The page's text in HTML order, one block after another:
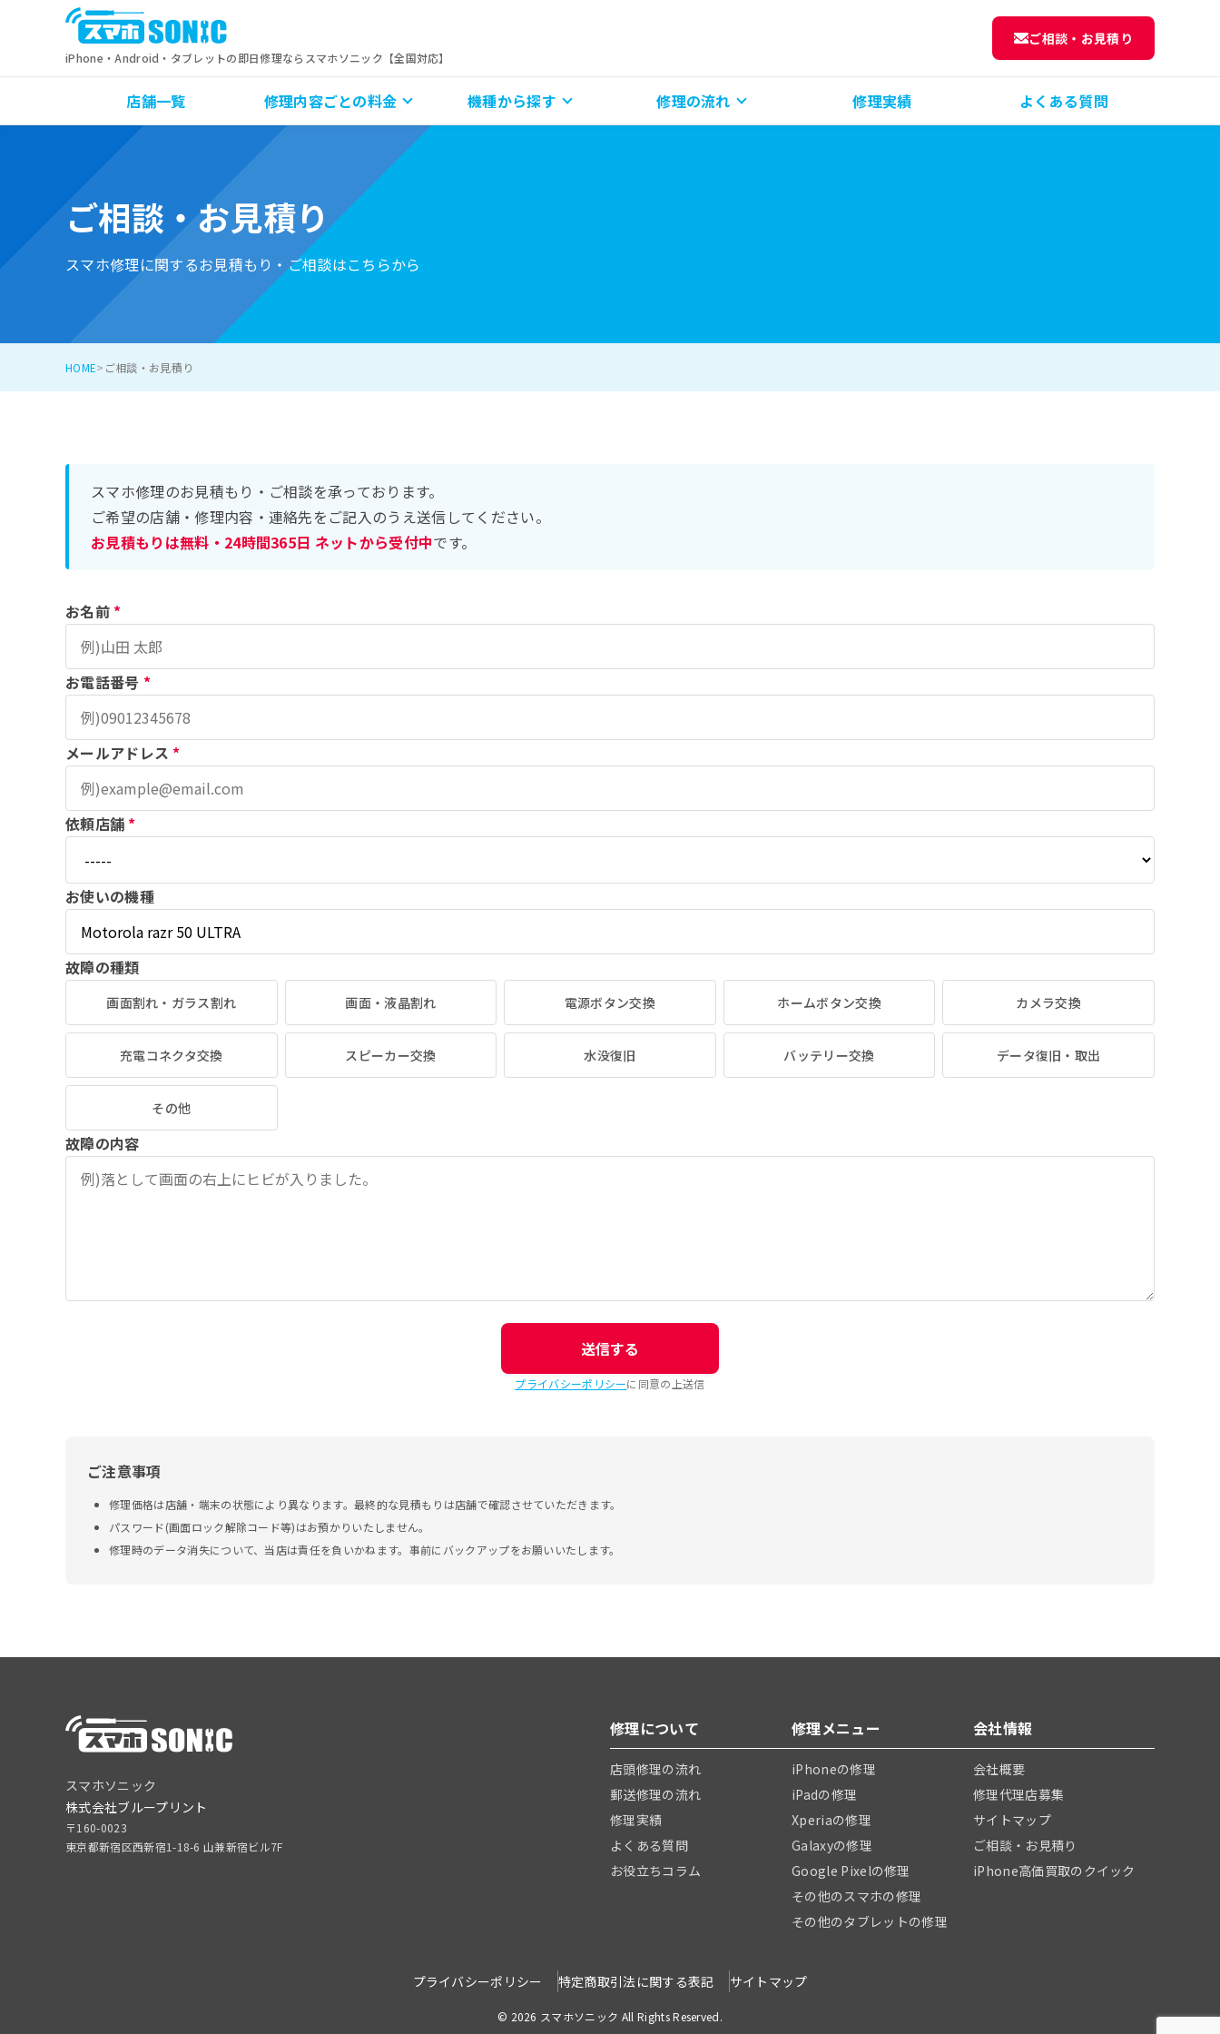
iPhone・Android・タブレットの即日修理ならスマホソニック【全国対応】
ご相談・お見積り
店舗一覧 修理内容ごとの料金 機種から探す 修理の流れ 修理実績 よくある質問
ご相談・お見積り
スマホ修理に関するお見積もり・ご相談はこちらから
HOME ご相談・お見積り
スマホ修理のお見積もり・ご相談を承っております。
ご希望の店舗・修理内容・連絡先をご記入のうえ送信してください。
お見積もりは無料・24時間365日 ネットから受付中です。
お名前 *
お電話番号 *
メールアドレス *
依頼店舗 *
お使いの機種
故障の種類
画面割れ・ガラス割れ 画面・液晶割れ 電源ボタン交換 ホームボタン交換 カメラ交換
充電コネクタ交換 スピーカー交換 水没復旧 バッテリー交換 データ復旧・取出
その他
故障の内容
送信する
プライバシーポリシーに同意の上送信
ご注意事項
修理価格は店舗・端末の状態により異なります。最終的な見積もりは店舗で確認させていただきます。
パスワード(画面ロック解除コード等)はお預かりいたしません。
修理時のデータ消失について、当店は責任を負いかねます。事前にバックアップをお願いいたします。
スマホソニック
株式会社ブループリント
〒160-0023
東京都新宿区西新宿1-18-6 山兼新宿ビル7F
修理について
店頭修理の流れ
郵送修理の流れ
修理実績
よくある質問
お役立ちコラム
修理メニュー
iPhoneの修理
iPadの修理
Xperiaの修理
Galaxyの修理
Google Pixelの修理
その他のスマホの修理
その他のタブレットの修理
会社情報
会社概要
修理代理店募集
サイトマップ
ご相談・お見積り
iPhone高価買取のクイック
プライバシーポリシー 特定商取引法に関する表記 サイトマップ
© 2026 スマホソニック All Rights Reserved.